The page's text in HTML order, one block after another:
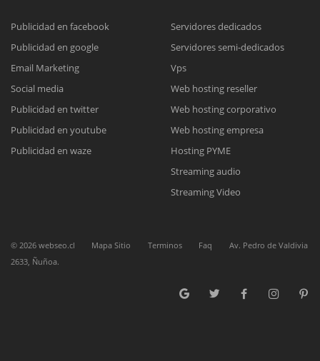
Reunión online
Nuestros ejecutivos le enviarán un correo electrónico con el enlace a
Meet para la reunión online.
Cotización
Complete el formulario y nos contactaremos a la brevedad.
Chat Online
para enviarnos un correo electrónico con sus datos personales.
Publicidad en facebook
Publicidad en google
Email Marketing
Social media
Publicidad en twitter
Publicidad en youtube
Publicidad en waze
Servidores dedicados
Servidores semi-dedicados
Vps
Web hosting reseller
Web hosting corporativo
Web hosting empresa
Hosting PYME
Streaming audio
Streaming Video
© 2026 webseo.cl Mapa Sitio Terminos Faq
Av. Pedro de Valdivia
2633, Ñuñoa.